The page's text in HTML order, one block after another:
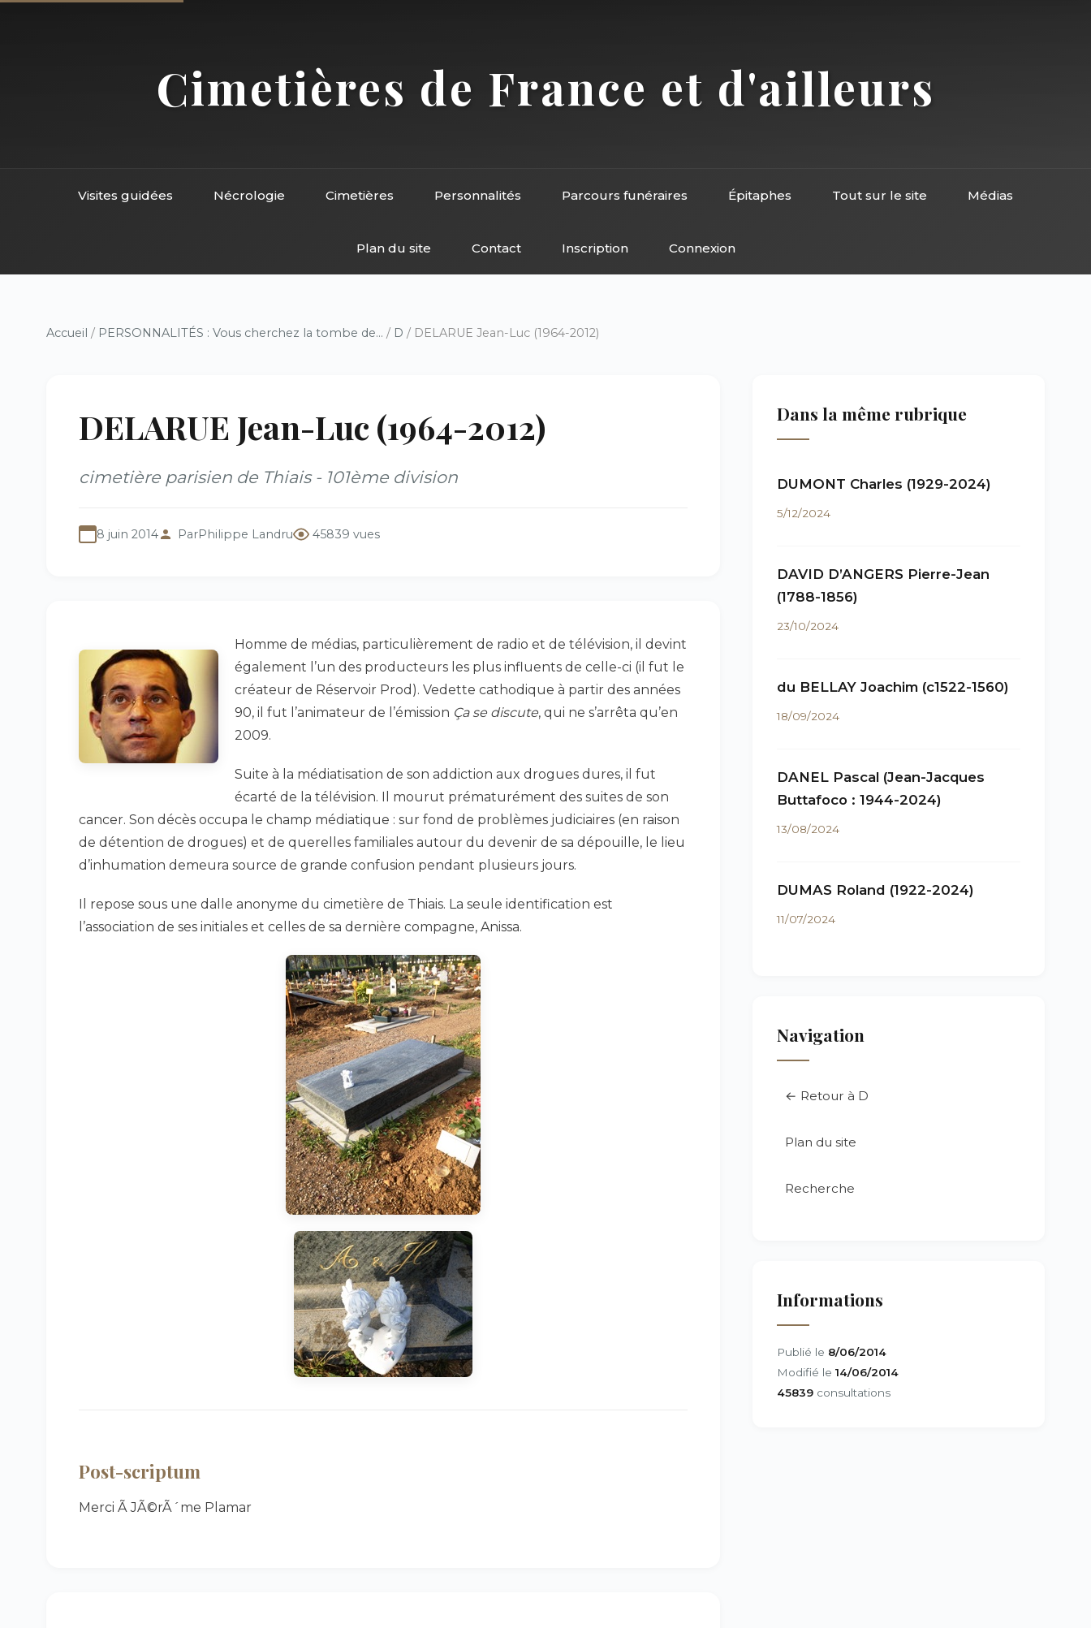
Cimetières de France et d'ailleurs
Visites guidées Nécrologie Cimetières Personnalités Parcours funéraires Épitaphes Tout sur le site Médias
Plan du site Contact Inscription Connexion
Accueil / PERSONNALITÉS : Vous cherchez la tombe de... / D / DELARUE Jean-Luc (1964-2012)
DELARUE Jean-Luc (1964-2012)
cimetière parisien de Thiais - 101ème division
8 juin 2014 ParPhilippe Landru 45839 vues
Homme de médias, particulièrement de radio et de télévision, il devint
également l’un des producteurs les plus influents de celle-ci (il fut le
créateur de Réservoir Prod). Vedette cathodique à partir des années
90, il fut l’animateur de l’émission Ça se discute, qui ne s’arrêta qu’en
2009.
Suite à la médiatisation de son addiction aux drogues dures, il fut
écarté de la télévision. Il mourut prématurément des suites de son
cancer. Son décès occupa le champ médiatique : sur fond de problèmes judiciaires (en raison
de détention de drogues) et de querelles familiales autour du devenir de sa dépouille, le lieu
d’inhumation demeura source de grande confusion pendant plusieurs jours.
Il repose sous une dalle anonyme du cimetière de Thiais. La seule identification est
l’association de ses initiales et celles de sa dernière compagne, Anissa.
Post-scriptum
Merci Ã JÃ©rÃ´me Plamar
Dans la même rubrique
DUMONT Charles (1929-2024)
5/12/2024
DAVID D’ANGERS Pierre-Jean
(1788-1856)
23/10/2024
du BELLAY Joachim (c1522-1560)
18/09/2024
DANEL Pascal (Jean-Jacques
Buttafoco : 1944-2024)
13/08/2024
DUMAS Roland (1922-2024)
11/07/2024
Navigation
← Retour à D
Plan du site
Recherche
Informations
Publié le 8/06/2014
Modifié le 14/06/2014
45839 consultations